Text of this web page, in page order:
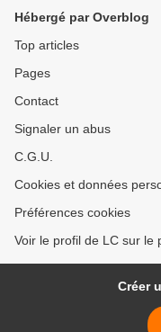
Hébergé par Overblog
Top articles
Pages
Contact
Signaler un abus
C.G.U.
Cookies et données
Préférences cookies
Voir le profil de LC sur le
Créer